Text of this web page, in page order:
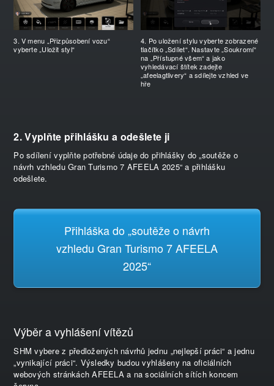
3. V menu „Přizpůsobení vozu“
vyberte „Uložit styl“
4. Po uložení stylu vyberte zobrazené
tlačítko „Sdílet“. Nastavte „Soukromí“
na „Přístupné všem“ a jako
vyhledávací štítek zadejte
„afeelagtlivery“ a sdílejte vzhled ve
hře
2. Vyplňte přihlášku a odešlete ji
Po sdílení vyplňte potřebné údaje do přihlášky do „soutěže o
návrh vzhledu Gran Turismo 7 AFEELA 2025“ a přihlášku
odešlete.
Přihláška do „soutěže o návrh
vzhledu Gran Turismo 7 AFEELA
2025“
Výběr a vyhlášení vítězů
SHM vybere z předložených návrhů jednu „nejlepší práci“ a jednu
„vynikající práci“. Výsledky budou vyhlášeny na oficiálních
webových stránkách AFEELA a na sociálních sítích koncem